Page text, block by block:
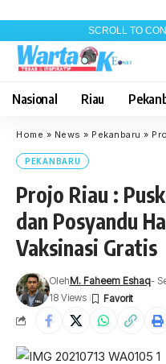
SCROLL TO
Nasional Riau
Home » News » Pekanbaru » Projo
PEKANBARU
Projo Riau :
dan Posyandu
Vaksinasi Gratis
OlehM. Faheem Eshaq-
18 Views